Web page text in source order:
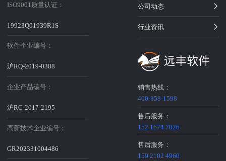
ISO9001质量认证：
19923Q01939R1S
软件企业编号：
沪RQ-2019-0388
企业产品编号：
沪RC-2017-2195
高新技术企业编号：
GR202331004486
公司动态
行业资讯
销售热线：
400-858-1598
售后服务：
152 1674 7026
售后服务：
159 2102 4960